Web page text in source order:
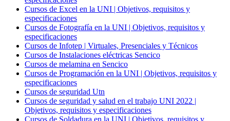
Cursos de Excel en la UNI | Objetivos, requisitos y
especificaciones
Cursos de Fotografía en la UNI | Objetivos, requisitos y
especificaciones
Cursos de Infotep | Virtuales, Presenciales y Técnicos
Cursos de Instalaciones eléctricas Sencico
Cursos de melamina en Sencico
Cursos de Programación en la UNI | Objetivos, requisitos y
especificaciones
Cursos de seguridad Utn
Cursos de seguridad y salud en el trabajo UNI 2022 |
Objetivos, requisitos y especificaciones
Cursos de Soldadura en la UNI | Objetivos, requisitos y